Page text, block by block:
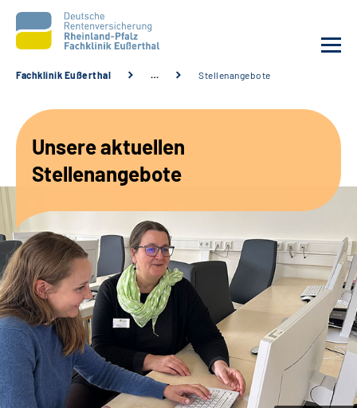
Unsere Angebote
Karriere
Beratungsstellen &
Zuweisende
Suche
Leichte Sprache
Fachklinik Eußerthal … Stellenangebote
Unsere aktuellen
Stellenangebote